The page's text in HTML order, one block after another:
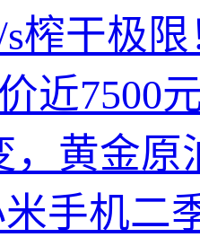
s榨干极
近7500
，黄金原
手机二